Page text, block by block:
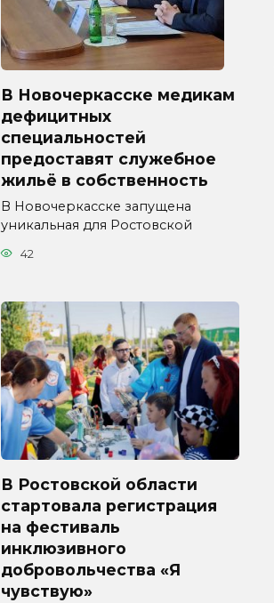
В Новочеркасске медикам
дефицитных
специальностей
предоставят служебное
жильё в собственность
В Новочеркасске запущена
уникальная для Ростовской
42
В Ростовской области
стартовала регистрация
на фестиваль
инклюзивного
добровольчества «Я
чувствую»